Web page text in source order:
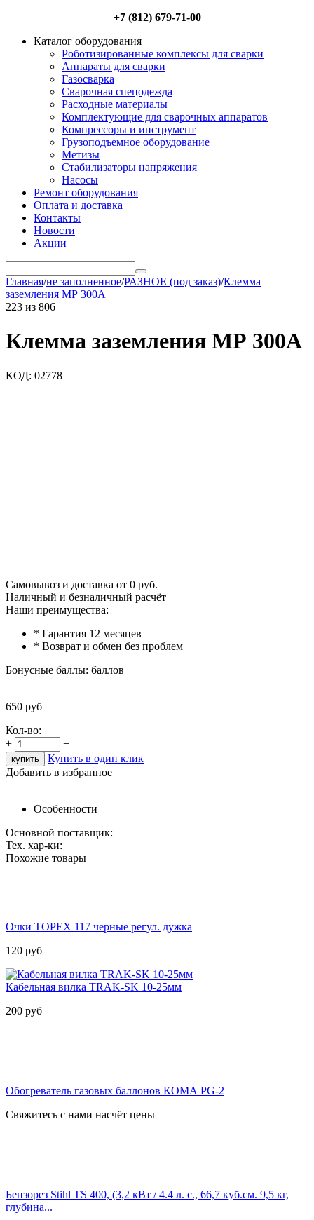
+7 (812) 679-71-00
Каталог оборудования
Роботизированные комплексы для сварки
Аппараты для сварки
Газосварка
Сварочная спецодежда
Расходные материалы
Комплектующие для сварочных аппаратов
Компрессоры и инструмент
Грузоподъемное оборудование
Метизы
Стабилизаторы напряжения
Насосы
Ремонт оборудования
Оплата и доставка
Контакты
Новости
Акции
Главная/не заполненное/РАЗНОЕ (под заказ)/Клемма
заземления МР 300A
223 из 806
Клемма заземления МР 300A
КОД: 02778
Самовывоз и доставка от 0 руб.
Наличный и безналичный расчёт
Наши преимущества:
* Гарантия 12 месяцев
* Возврат и обмен без проблем
Бонусные баллы: баллов
650 руб
Кол-во:
+
−
Купить в один клик
Добавить в избранное
Особенности
Основной поставщик:
Тех. хар-ки:
Похожие товары
Очки TOPEX 117 черные регул. дужка
120 руб
Кабельная вилка TRAK-SK 10-25мм
200 руб
Обогреватель газовых баллонов КОМА PG-2
Свяжитесь с нами насчёт цены
Бензорез Stihl TS 400, (3,2 кВт / 4.4 л. с., 66,7 куб.см. 9,5 кг,
глубина...